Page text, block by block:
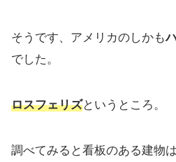
そうです、アメリカのしかも
でした。
ロスフェリズというところ。
調べてみると看板のある建物